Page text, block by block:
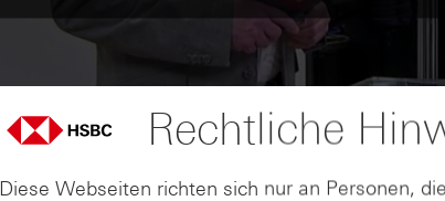
Rechtliche
Diese Webseiten richten sich nur an Personen,